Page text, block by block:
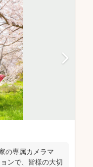
の専属カメラマ
ンで、皆様の大切